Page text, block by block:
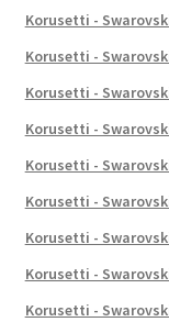
Korusetti -
Korusetti -
Korusetti -
Korusetti -
Korusetti -
Korusetti -
Korusetti -
Korusetti -
Korusetti -